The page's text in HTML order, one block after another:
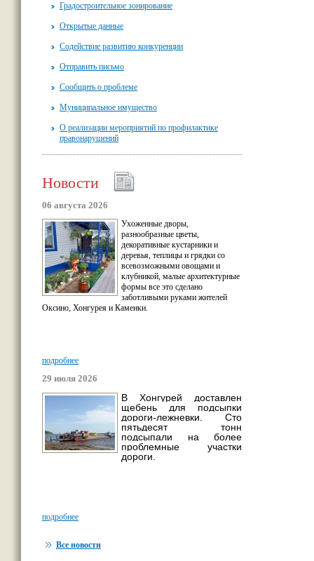
Градостроительное зонирование
Открытые данные
Содействие развитию конкуренции
Отправить письмо
Сообщить о проблеме
Муниципальное имущество
О реализации мероприятий по профилактике
правонарушений
Новости
06 августа 2026
Ухоженные дворы,
разнообразные цветы,
декоративные кустарники и
деревья, теплицы и грядки со
всевозможными овощами и
клубникой, малые архитектурные
формы все это сделано
заботливыми руками жителей
Оксино, Хонгурея и Каменки.
подробнее
29 июля 2026
В Хонгурей доставлен
щебень для подсыпки
дороги-лежневки. Сто
пятьдесят тонн
подсыпали на более
проблемные участки
дороги.
подробнее
Все новости